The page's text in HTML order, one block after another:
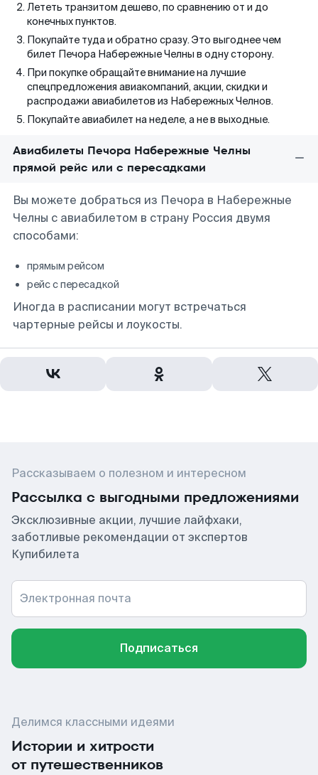
Лететь транзитом дешево, по сравнению от и до
конечных пунктов.
Покупайте туда и обратно сразу. Это выгоднее чем
билет Печора Набережные Челны в одну сторону.
При покупке обращайте внимание на лучшие
спецпредложения авиакомпаний, акции, скидки и
распродажи авиабилетов из Набережных Челнов.
Покупайте авиабилет на неделе, а не в выходные.
Авиабилеты Печора Набережные Челны
прямой рейс или с пересадками
Вы можете добраться из Печора в Набережные
Челны с авиабилетом в страну Россия двумя
способами:
прямым рейсом
рейс с пересадкой
Иногда в расписании могут встречаться
чартерные рейсы и лоукосты.
Рассказываем о полезном и интересном
Рассылка с выгодными предложениями
Эксклюзивные акции, лучшие лайфхаки,
заботливые рекомендации от экспертов
Купибилета
Электронная почта
Подписаться
Делимся классными идеями
Истории и хитрости
от путешественников